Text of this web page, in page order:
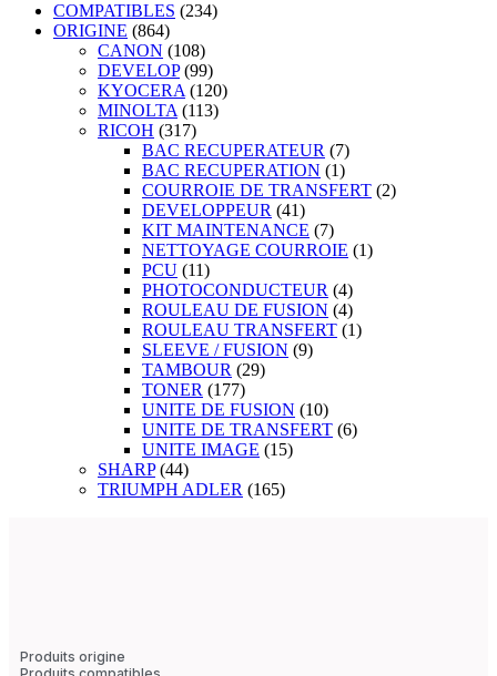
COMPATIBLES (234)
ORIGINE (864)
CANON (108)
DEVELOP (99)
KYOCERA (120)
MINOLTA (113)
RICOH (317)
BAC RECUPERATEUR (7)
BAC RECUPERATION (1)
COURROIE DE TRANSFERT (2)
DEVELOPPEUR (41)
KIT MAINTENANCE (7)
NETTOYAGE COURROIE (1)
PCU (11)
PHOTOCONDUCTEUR (4)
ROULEAU DE FUSION (4)
ROULEAU TRANSFERT (1)
SLEEVE / FUSION (9)
TAMBOUR (29)
TONER (177)
UNITE DE FUSION (10)
UNITE DE TRANSFERT (6)
UNITE IMAGE (15)
SHARP (44)
TRIUMPH ADLER (165)
Produits origine